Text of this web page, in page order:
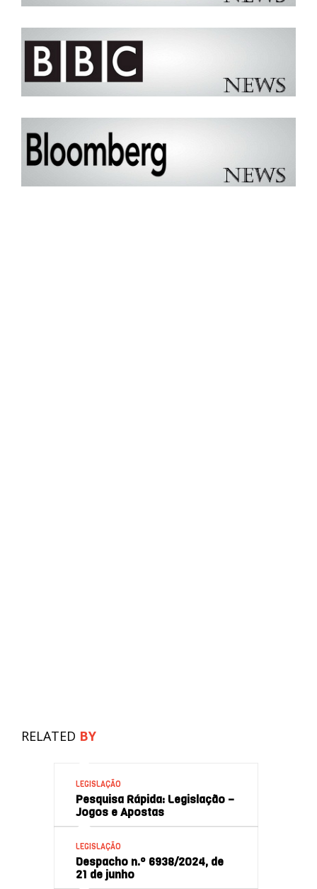
RELATED BY
LEGISLAÇÃO
Pesquisa Rápida: Legislação –
Jogos e Apostas
LEGISLAÇÃO
Despacho n.º 6938/2024, de
21 de junho